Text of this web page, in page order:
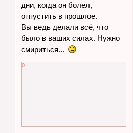
дни, когда он болел,
отпустить в прошлое.
Вы ведь делали всё, что
было в ваших силах. Нужно
смириться...
0